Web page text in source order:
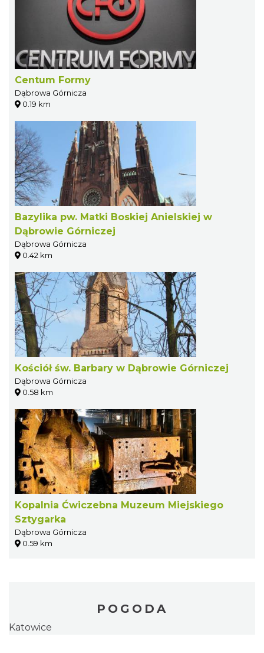
Centum Formy
Dąbrowa Górnicza
0.19 km
Bazylika pw. Matki Boskiej Anielskiej w
Dąbrowie Górniczej
Dąbrowa Górnicza
0.42 km
Kościół św. Barbary w Dąbrowie Górniczej
Dąbrowa Górnicza
0.58 km
Kopalnia Ćwiczebna Muzeum Miejskiego
Sztygarka
Dąbrowa Górnicza
0.59 km
POGODA
Katowice